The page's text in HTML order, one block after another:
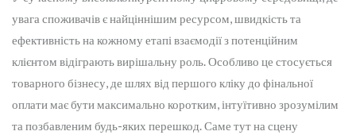
увага споживачів є найціннішим ресурсом, швидкість та
ефективність на кожному етапі взаємодії з потенційним
клієнтом відіграють вирішальну роль. Особливо це стосується
товарного бізнесу, де шлях від першого кліку до фінальної
оплати має бути максимально коротким, інтуїтивно зрозумілим
та позбавленим будь-яких перешкод. Саме тут на сцену